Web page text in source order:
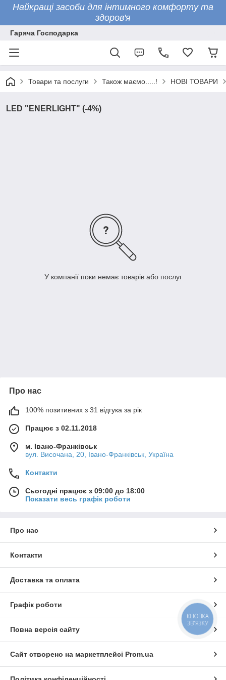
Найкращі засоби для інтимного комфорту та
здоров'я
Гаряча Господарка
Товари та послуги Також маємо.....! НОВІ ТОВАРИ
LED "ENERLIGHT" (-4%)
У компанії поки немає товарів або послуг
Про нас
100% позитивних з 31 відгука за рік
Працює з 02.11.2018
м. Івано-Франківськ
вул. Височана, 20, Івано-Франківськ, Україна
Контакти
Сьогодні працює з 09:00 до 18:00
Показати весь графік роботи
Про нас
Контакти
Доставка та оплата
Графік роботи
Повна версія сайту
Сайт створено на маркетплейсі Prom.ua
КНОПКА
ЗВ'ЯЗКУ